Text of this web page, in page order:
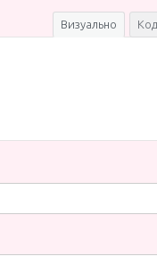
Визуально Код